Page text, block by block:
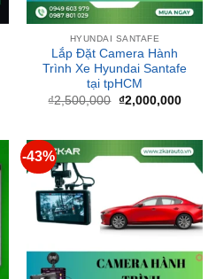
Lắp Đặt Camera Hành
Trình Xe Hyundai Santafe
tại tpHCM
₫2,500,000 Giá
gốc
là:
₫2,500,000.
₫2,000,000
hiện
tại